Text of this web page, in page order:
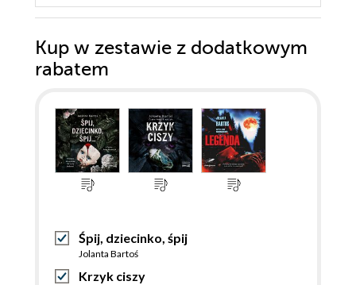
Kup w zestawie z dodatkowym
rabatem
Śpij, dziecinko, śpij
Jolanta Bartoś
Krzyk ciszy